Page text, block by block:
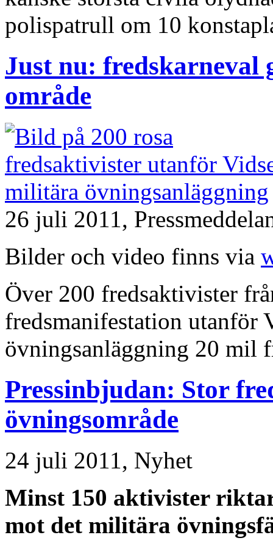
polispatrull om 10
Just nu:
område
26 juli 2011,
Bilder och video finns via
Över 200 fredsaktivister
fredsmanifestation utanför
övningsanläggning 20 mil
Pressinbjudan: Stor
övningsområde
24 juli 2011, Nyhet
Minst 150 aktivister
mot det militära